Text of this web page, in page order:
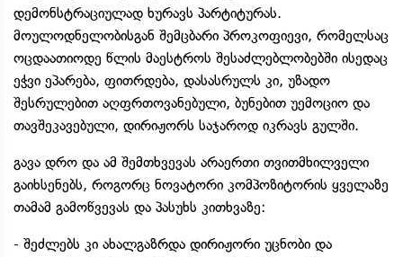
დემონსტრაციულად ხურავს პარტიტურას.
მოულოდნელობისგან შემცბარი პროკოფიევი, რომელსაც
ოცდაათიოდე წლის მაესტროს შესაძლებლობებში ისედაც
ეჭვი ეპარება, ფითრდება, დასასრულს კი, უზადო
შესრულებით აღფრთოვანებული, ბუნებით უემოციო და
თავშეკავებული, დირიჟორს საჯაროდ იკრავს გულში.
გავა დრო და ამ შემთხვევას არაერთი თვითმხილველი
გაიხსენებს, როგორც ნოვატორი კომპოზიტორის ყველაზე
თამამ გამოწვევას და პასუხს კითხვაზე:
- შეძლებს კი ახალგაზრდა დირიჟორი უცნობი და